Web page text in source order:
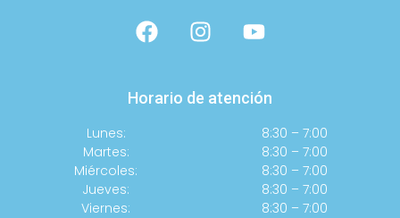
Horario de atención
Lunes:
Martes:
Miércoles:
Jueves:
Viernes:
8:30 – 7:00
8:30 – 7:00
8:30 – 7:00
8:30 – 7:00
8:30 – 7:00